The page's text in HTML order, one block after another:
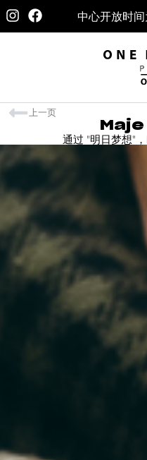
中心开放时
Maje
通过 "明日梦想"
上一页